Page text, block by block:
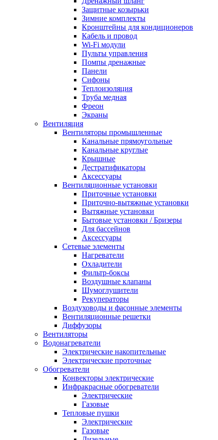
Защитные козырьки
Зимние комплекты
Кронштейны для кондиционеров
Кабель и провод
Wi-Fi модули
Пульты управления
Помпы дренажные
Панели
Сифоны
Теплоизоляция
Труба медная
Фреон
Экраны
Вентиляция
Вентиляторы промышленные
Канальные прямоугольные
Канальные круглые
Крышные
Дестратификаторы
Аксессуары
Вентиляционные установки
Приточные установки
Приточно-вытяжные установки
Вытяжные установки
Бытовые установки / Бризеры
Для бассейнов
Аксессуары
Сетевые элементы
Нагреватели
Охладители
Фильтр-боксы
Воздушные клапаны
Шумоглушители
Рекуператоры
Воздуховоды и фасонные элементы
Вентиляционные решетки
Диффузоры
Вентиляторы
Водонагреватели
Электрические накопительные
Электрические проточные
Обогреватели
Конвекторы электрические
Инфракрасные обогреватели
Электрические
Газовые
Тепловые пушки
Электрические
Газовые